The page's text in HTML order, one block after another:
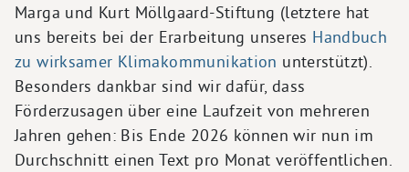
Marga und Kurt Möllgaard-Stiftung (letztere hat
uns bereits bei der Erarbeitung unseres Handbuch
zu wirksamer Klimakommunikation unterstützt).
Besonders dankbar sind wir dafür, dass
Förderzusagen über eine Laufzeit von mehreren
Jahren gehen: Bis Ende 2026 können wir nun im
Durchschnitt einen Text pro Monat veröffentlichen.